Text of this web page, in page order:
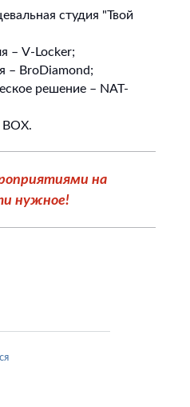
студия "Твой
– V-Locker;
– BroDiamond;
решение – NAT-
на
нужное!